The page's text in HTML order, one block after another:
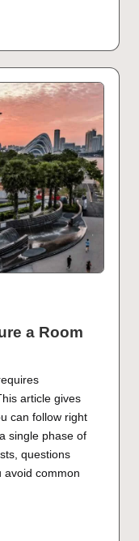
a Room
article gives
can follow right
single phase of
questions
avoid common